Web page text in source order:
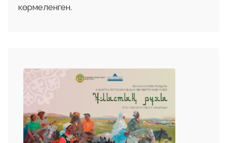
көрмеленген.